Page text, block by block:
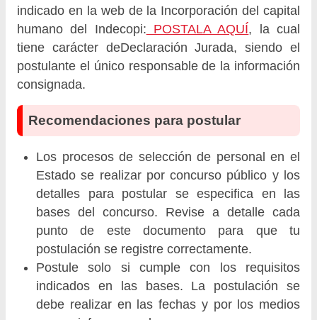
indicado en la web de la Incorporación del capital
humano del Indecopi: POSTALA AQUÍ, la cual
tiene carácter deDeclaración Jurada, siendo el
postulante el único responsable de la información
consignada.
Recomendaciones para postular
Los procesos de selección de personal en el
Estado se realizar por concurso público y los
detalles para postular se especifica en las
bases del concurso. Revise a detalle cada
punto de este documento para que tu
postulación se registre correctamente.
Postule solo si cumple con los requisitos
indicados en las bases. La postulación se
debe realizar en las fechas y por los medios